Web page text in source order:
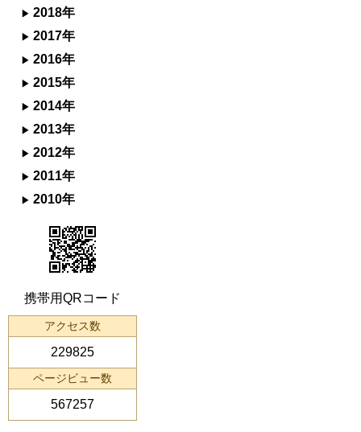
2018年
2017年
2016年
2015年
2014年
2013年
2012年
2011年
2010年
携帯用QRコード
アクセス数
229825
ページビュー数
567257